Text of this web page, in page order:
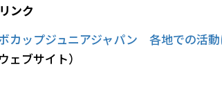
ンク
カップジュニアジャパン 各地での活動
ェブサイト）